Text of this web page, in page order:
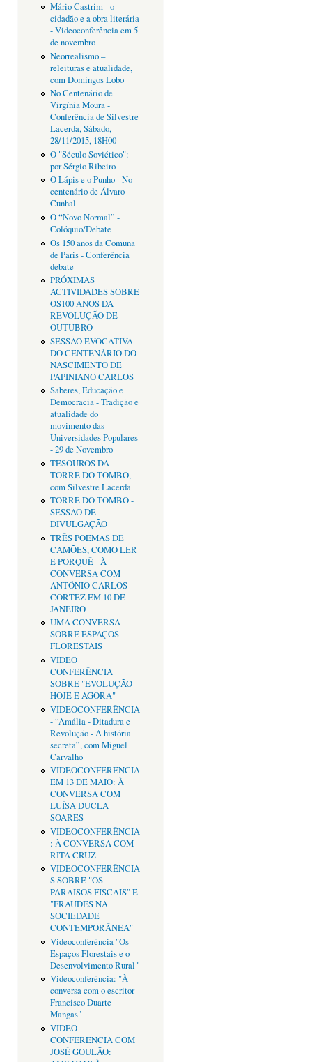
Mário Castrim - o
cidadão e a obra literária
- Videoconferência em 5
de novembro
Neorrealismo –
releituras e atualidade,
com Domingos Lobo
No Centenário de
Virgínia Moura -
Conferência de Silvestre
Lacerda, Sábado,
28/11/2015, 18H00
O "Século Soviético":
por Sérgio Ribeiro
O Lápis e o Punho - No
centenário de Álvaro
Cunhal
O “Novo Normal” -
Colóquio/Debate
Os 150 anos da Comuna
de Paris - Conferência
debate
PRÓXIMAS
ACTIVIDADES SOBRE
OS100 ANOS DA
REVOLUÇÃO DE
OUTUBRO
SESSÃO EVOCATIVA
DO CENTENÁRIO DO
NASCIMENTO DE
PAPINIANO CARLOS
Saberes, Educação e
Democracia - Tradição e
atualidade do
movimento das
Universidades Populares
- 29 de Novembro
TESOUROS DA
TORRE DO TOMBO,
com Silvestre Lacerda
TORRE DO TOMBO -
SESSÃO DE
DIVULGAÇÃO
TRÊS POEMAS DE
CAMÕES, COMO LER
E PORQUÊ - À
CONVERSA COM
ANTÓNIO CARLOS
CORTEZ EM 10 DE
JANEIRO
UMA CONVERSA
SOBRE ESPAÇOS
FLORESTAIS
VIDEO
CONFERÊNCIA
SOBRE "EVOLUÇÃO
HOJE E AGORA"
VIDEOCONFERÊNCIA
- “Amália - Ditadura e
Revolução - A história
secreta”, com Miguel
Carvalho
VIDEOCONFERÊNCIA
EM 13 DE MAIO: À
CONVERSA COM
LUÍSA DUCLA
SOARES
VIDEOCONFERÊNCIA
: À CONVERSA COM
RITA CRUZ
VIDEOCONFERÊNCIA
S SOBRE "OS
PARAÍSOS FISCAIS" E
"FRAUDES NA
SOCIEDADE
CONTEMPORÂNEA"
Videoconferência "Os
Espaços Florestais e o
Desenvolvimento Rural"
Videoconferência: "À
conversa com o escritor
Francisco Duarte
Mangas"
VÍDEO
CONFERÊNCIA COM
JOSÉ GOULÃO: